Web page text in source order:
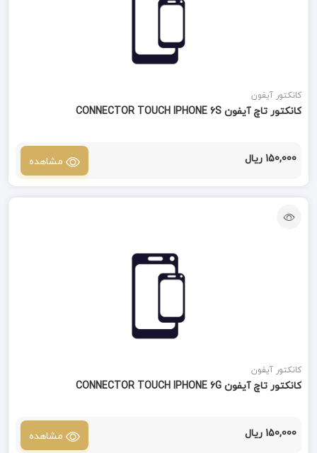
کانکتور آیفون
کانکتور تاچ آیفون CONNECTOR TOUCH IPHONE 6S
150,000 ریال مشاهده
کانکتور آیفون
کانکتور تاچ آیفون CONNECTOR TOUCH IPHONE 6G
150,000 ریال مشاهده